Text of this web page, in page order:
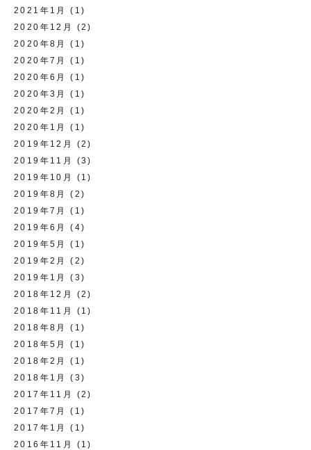
2021年1月
(1)
2020年12月
(2)
2020年8月
(1)
2020年7月
(1)
2020年6月
(1)
2020年3月
(1)
2020年2月
(1)
2020年1月
(1)
2019年12月
(2)
2019年11月
(3)
2019年10月
(1)
2019年8月
(2)
2019年7月
(1)
2019年6月
(4)
2019年5月
(1)
2019年2月
(2)
2019年1月
(3)
2018年12月
(2)
2018年11月
(1)
2018年8月
(1)
2018年5月
(1)
2018年2月
(1)
2018年1月
(3)
2017年11月
(2)
2017年7月
(1)
2017年1月
(1)
2016年11月
(1)